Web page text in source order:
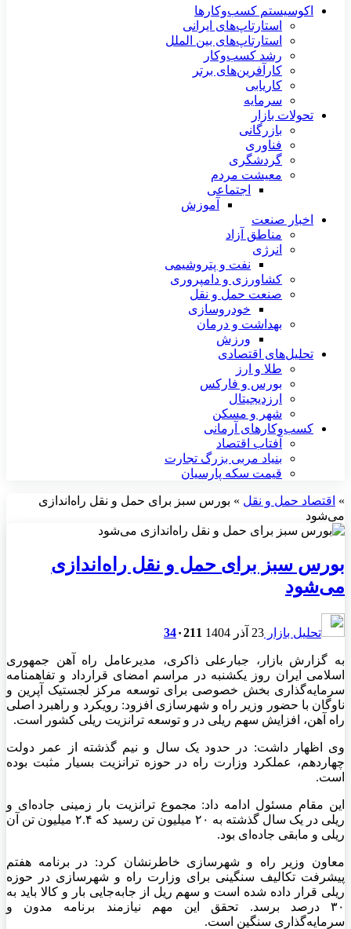
اکوسیستم کسب‌وکارها
استارتاپ‌های ایرانی
استارتاپ‌های بین الملل
رشد کسب‌وکار
کارآفرین‌های برتر
کاریابی
سرمایه
تحولات بازار
بازرگانی
فناوری
گردشگری
معیشت مردم
اجتماعی
آموزش
اخبار صنعت
مناطق آزاد
انرژی
نفت و پتروشیمی
کشاورزی و دامپروری
صنعت حمل و نقل
خودروسازی
بهداشت و درمان
ورزش
تحلیل‌های اقتصادی
طلا و ارز
بورس و فارکس
ارزدیجیتال
شهر و مسکن
کسب‌وکارهای آرمانی
آفتاب اقتصاد
بنیاد مربی بزرگ تجارت
قیمت سکه پارسیان
» اقتصاد حمل و نقل » بورس سبز برای حمل و نقل راه‌اندازی
می‌شود
بورس سبز برای حمل و نقل راه‌اندازی
می‌شود
تحلیل بازار 23 آذر 1404 34۰211
به گزارش بازار، جبارعلی ذاکری، مدیرعامل راه آهن جمهوری
اسلامی ایران روز یکشنبه در مراسم امضای قرارداد و تفاهمنامه
سرمایه‌گذاری بخش خصوصی برای توسعه مرکز لجستیک آپرین و
ناوگان با حضور وزیر راه و شهرسازی افزود: رویکرد و راهبرد اصلی
راه آهن، افزایش سهم ریلی در و توسعه ترانزیت ریلی کشور است.
وی اظهار داشت: در حدود یک سال و نیم گذشته از عمر دولت
چهاردهم، عملکرد وزارت راه در حوزه ترانزیت بسیار مثبت بوده
است.
این مقام مسئول ادامه داد: مجموع ترانزیت بار زمینی جاده‌ای و
ریلی در یک سال گذشته به ۲۰ میلیون تن رسید که ۲.۴ میلیون تن آن
ریلی و مابقی جاده‌ای بود.
معاون وزیر راه و شهرسازی خاطرنشان کرد: در برنامه هفتم
پیشرفت تکالیف سنگینی برای وزارت راه و شهرسازی در حوزه
ریلی قرار داده شده است و سهم ریل از جابه‌جایی بار و کالا باید به
۳۰ درصد برسد. تحقق این مهم نیازمند برنامه مدون و
سرمایه‌گذاری سنگین است.